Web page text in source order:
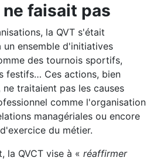
ne faisait pas
la QVT s'était
ensemble d'initiatives
des tournois sportifs,
festifs… Ces actions, bien
traitaient pas les causes
comme l'organisation
managériales ou encore
du métier.
la QVCT vise à « réaffirmer